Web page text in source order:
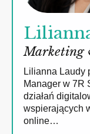
Marketing
Lilianna Laudy
Manager w 7R
działań
wspierających
online…